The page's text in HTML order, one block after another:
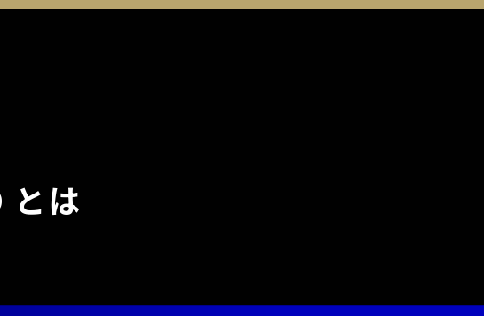
とは